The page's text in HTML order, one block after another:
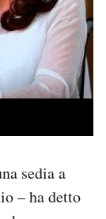
sedia a
– ha detto